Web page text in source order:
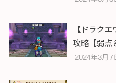
【ドラク
攻略【弱点
2024年3月7